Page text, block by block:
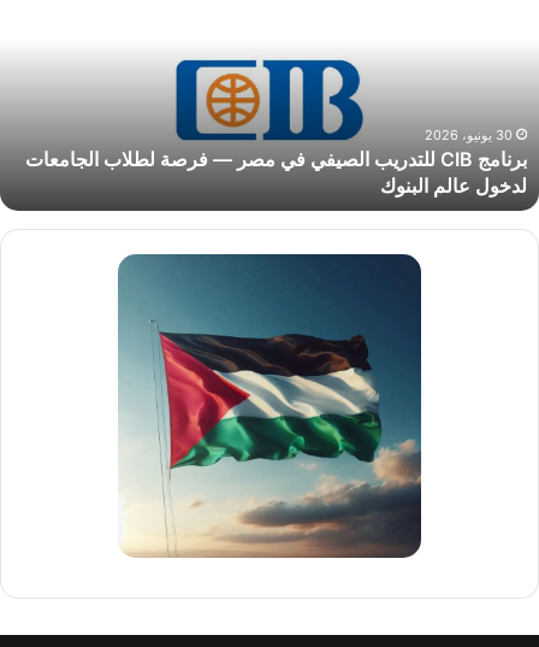
فرصة
لطلاب
الجامعات
لدخول
عالم
30 يونيو، 2026
برنامج CIB للتدريب الصيفي في مصر — فرصة لطلاب الجامعات
لدخول عالم البنوك